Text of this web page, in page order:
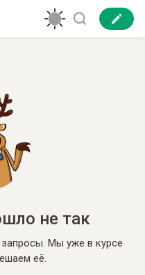
не так
запросы. Мы уже в курсе
её.